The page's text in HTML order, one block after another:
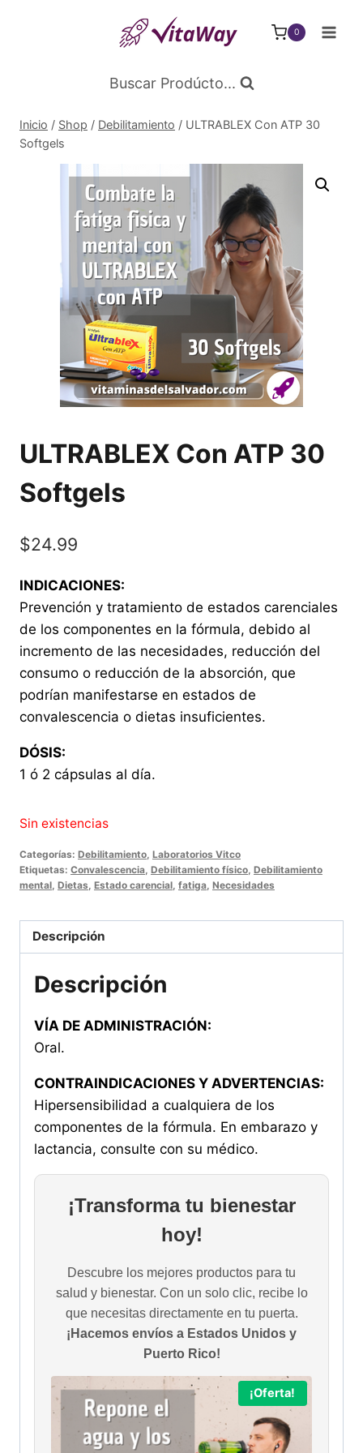
0
Buscar Prodúcto...
Inicio / Shop / Debilitamiento / ULTRABLEX Con ATP 30
Softgels
ULTRABLEX Con ATP 30
Softgels
$24.99
INDICACIONES:
Prevención y tratamiento de estados carenciales
de los componentes en la fórmula, debido al
incremento de las necesidades, reducción del
consumo o reducción de la absorción, que
podrían manifestarse en estados de
convalescencia o dietas insuficientes.
DÓSIS:
1 ó 2 cápsulas al día.
Sin existencias
Categorías: Debilitamiento Laboratorios Vitco
Etiquetas: Convalescencia Debilitamiento físico Debilitamiento
mental Dietas Estado carencial fatiga Necesidades
Descripción
Descripción
VÍA DE ADMINISTRACIÓN:
Oral.
CONTRAINDICACIONES Y ADVERTENCIAS:
Hipersensibilidad a cualquiera de los
componentes de la fórmula. En embarazo y
lactancia, consulte con su médico.
¡Transforma tu bienestar
hoy!
Descubre los mejores productos para tu
salud y bienestar. Con un solo clic, recibe lo
que necesitas directamente en tu puerta.
¡Hacemos envíos a Estados Unidos y
Puerto Rico!
¡Oferta!